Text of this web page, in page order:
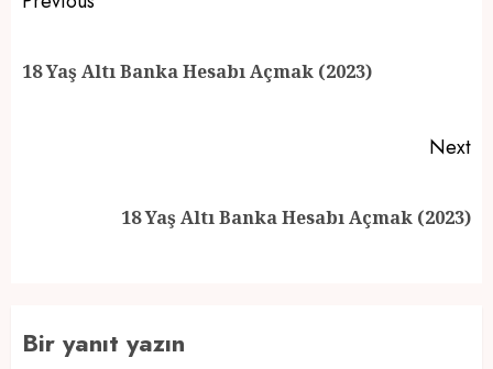
18 Yaş Altı Banka Hesabı Açmak (2023)
Next
18 Yaş Altı Banka Hesabı Açmak (2023)
Bir yanıt yazın